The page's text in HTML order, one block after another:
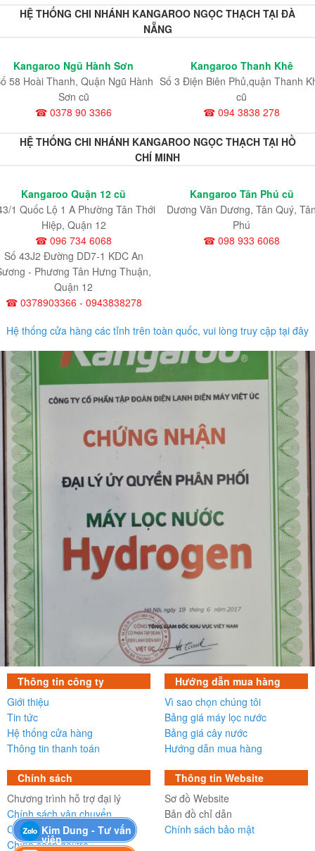
HỆ THỐNG CHI NHÁNH KANGAROO NGỌC THẠCH TẠI ĐÀ
NẴNG
Kangaroo Ngũ Hành Sơn
58 Hoài Thanh, Quận Ngũ Hành
Sơn cũ
☎ 0378 90 3366
Kangaroo Thanh Khê
Số 3 Điện Biên Phủ,quận Thanh
cũ
☎ 094 3838 278
HỆ THỐNG CHI NHÁNH KANGAROO NGỌC THẠCH TẠI HỒ
CHÍ MINH
Kangaroo Quận 12 cũ
1 Quốc Lộ 1 A Phường Tân Thới
Hiệp, Quận 12
☎ 096 734 6068
Số 43J2 Đường DD7-1 KDC An
- Phương Tân Hưng Thuận,
Quận 12
☎ 0378903366 - 0943838278
Kangaroo Tân Phú cũ
Dương Văn Dương, Tân Quý,
Phú
☎ 098 933 6068
Hệ thống cửa hàng các tỉnh trên toàn quốc, vui lòng truy cập tại đây
Thông tin công ty
Giới thiệu
Tin tức
Hệ thống cửa hàng
Thông tin thanh toán
Hướng dẫn mua hàng
Vì sao chọn chúng tôi
Bảng giá máy lọc nước
Bảng giá cây nước
Hướng dẫn mua hàng
Chính sách
Chương trình hỗ trợ đại lý
Chính sách vận chuyển
Chính sách bảo hành
Chính sách đổi/trả
Thông tin Website
Sơ đồ Website
Bản đồ chỉ dẫn
Chính sách bảo mật
Kim Dung - Tư vấn
viên